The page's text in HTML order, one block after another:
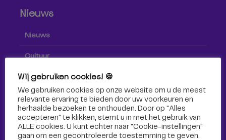
Nieuws
Nieuws
Cultuur
Sport
Wij gebruiken cookies! 🍪
We gebruiken cookies op onze website om u de meest
relevante ervaring te bieden door uw voorkeuren en
herhaalde bezoeken te onthouden. Door op "Alles
accepteren" te klikken, stemt u in met het gebruik van
ALLE cookies. U kunt echter naar "Cookie-instellingen"
gaan om een ​​gecontroleerde toestemming te geven.